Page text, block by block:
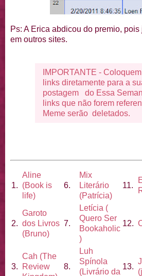
Ps: A Erica abdicou do premio,
em outros sites.
IMPORTANTE -
links diretamente para a
postagem do Essa
links que não forem
Meme serão deletados.
1.
Aline
(Book is
life)
6.
Mix
Literário
(Patrícia)
11.
2.
Garoto
dos Livros
(Bruno)
7.
Letícia (
Quero Ser
Bookaholic
)
12.
3.
Cah (The
Review
8.
Luh
Spínola
(Livrário da
13.